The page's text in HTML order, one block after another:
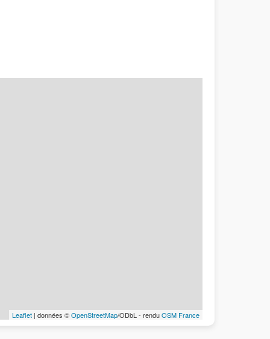
Leaflet | données ©OpenStreetMap/ODbL - renduOSM France